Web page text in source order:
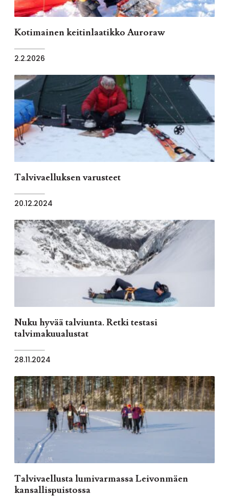
Kotimainen keitinlaatikko Auroraw
2.2.2026
Talvivaelluksen varusteet
20.12.2024
Nuku hyvää talviunta. Retki testasi
talvimakuualustat
28.11.2024
Talvivaellusta lumivarmassa Leivonmäen
kansallispuistossa